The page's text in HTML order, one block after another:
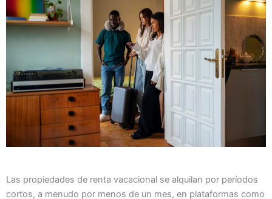
Las propiedades de renta vacacional se alquilan por períodos
cortos, a menudo por menos de un mes, en plataformas como